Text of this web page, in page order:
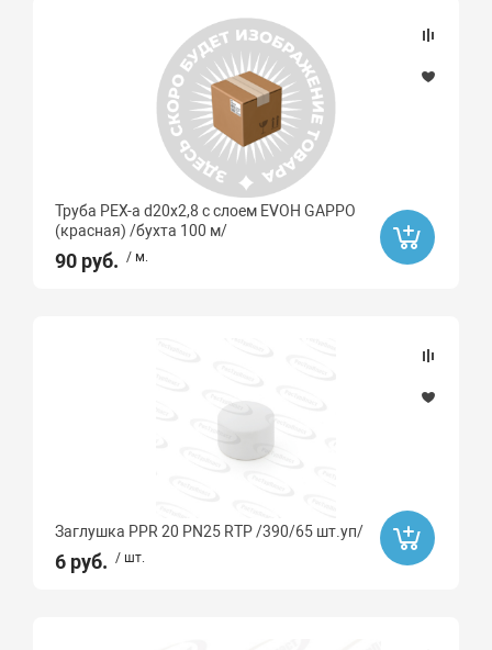
Труба PEX-a d20х2,8 с слоем EVOH GAPPO
(красная) /бухта 100 м/
90 руб. / м.
Заглушка PPR 20 PN25 RTP /390/65 шт.уп/
6 руб. / шт.